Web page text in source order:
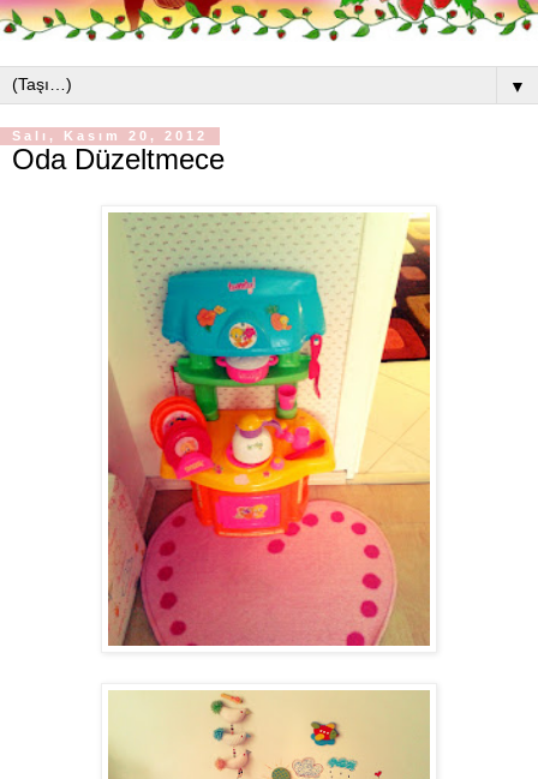
▼
Salı, Kasım 20, 2012
Oda Düzeltmece